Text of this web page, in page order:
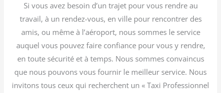
Si vous avez besoin d’un trajet pour vous rendre au
travail, à un rendez-vous, en ville pour rencontrer des
amis, ou même à l’aéroport, nous sommes le service
auquel vous pouvez faire confiance pour vous y rendre,
en toute sécurité et à temps. Nous sommes convaincus
que nous pouvons vous fournir le meilleur service. Nous
invitons tous ceux qui recherchent un « Taxi Professionnel